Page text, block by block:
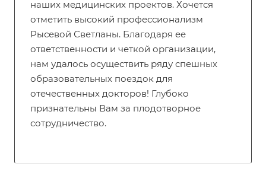
наших медицинских проектов. Хочется
отметить высокий профессионализм
Рысевой Светланы. Благодаря ее
ответственности и четкой организации,
нам удалось осуществить ряду спешных
образовательных поездок для
отечественных докторов! Глубоко
признательны Вам за плодотворное
сотрудничество.